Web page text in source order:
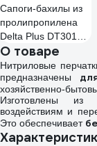
Сапоги-бахилы из
пролипропилена
Delta Plus DT301
DELTACHEM
DT301JA
О товаре
Нитриловые
предназначены
хозяйственно-
Изготовлены из
воздействиям и
Это обеспечивает